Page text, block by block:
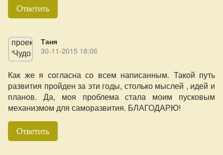
Ответить
Таня
30-11-2015 18:06
Как же я согласна со всем написанным. Такой путь
развития пройден за эти годы, столько мыслей , идей и
планов. Да, моя проблема стала моим пусковым
механизмом для саморазвития. БЛАГОДАРЮ!
Ответить